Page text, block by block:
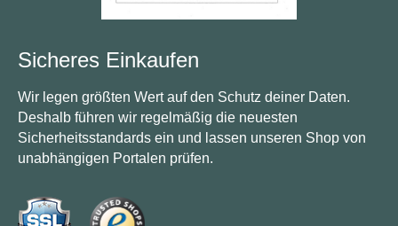
Sicheres Einkaufen
Wir legen größten Wert auf den Schutz deiner Daten.
Deshalb führen wir regelmäßig die neuesten
Sicherheitsstandards ein und lassen unseren Shop von
unabhängigen Portalen prüfen.